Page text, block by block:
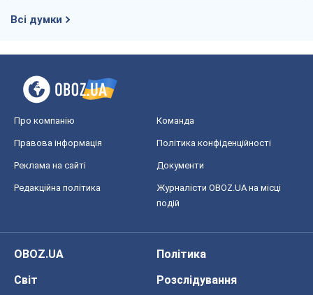
Всі думки
Про компанію Команда
Правова інформація Політика конфіденційності
Реклама на сайті Документи
Редакційна політика
Журналісти OBOZ.UA на місці
подій
OBOZ.UA
Політика
Світ
Розслідування